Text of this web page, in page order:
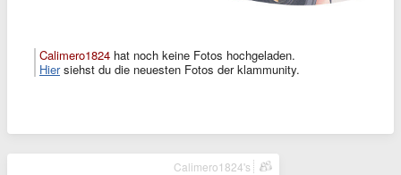
Calimero1824 hat noch keine Fotos hochgeladen.
Hiersiehst du die neuesten Fotos der klammunity.
Calimero1824's